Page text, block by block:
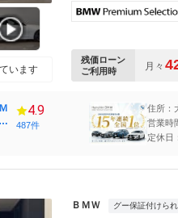
います
残価ローン
ご利用時
月々
4.9
487件
住所：
営業時
定休日
ＢＭＷ グー保証付けら